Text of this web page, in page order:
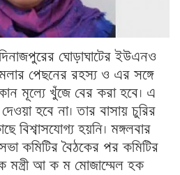
ঘোড়াঘাটের ইউএনও
পেছনের রহস্য ও এর সঙ্গে
মূল্যে খুঁজে বের করা হবে। এ
হবে না। তার বাসায় চুরির
বিশ্বাসযোগ্য হয়নি। মঙ্গলবার
কমিটির বৈঠকের পর কমিটির
মন্ত্রী আ ক ম মোজাম্মেল হক